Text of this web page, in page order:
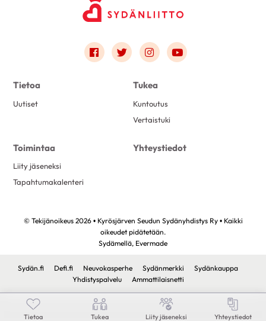
Tietoa Tukea Liity jäseneksi Yhteystiedot
Link to facebook
Link to twitter
Link to instagram
Link to youtube
Tietoa
Uutiset
Tukea
Kuntoutus
Vertaistuki
Toimintaa
Liity jäseneksi
Tapahtumakalenteri
Yhteystiedot
© Tekijänoikeus 2026 • Kyrösjärven Seudun Sydänyhdistys Ry • Kaikki
oikeudet pidätetään.
Sydämellä, Evermade
Sydän.fi Defi.fi Neuvokasperhe Sydänmerkki
Sydänkauppa
Yhdistyspalvelu
Ammattilaisnetti